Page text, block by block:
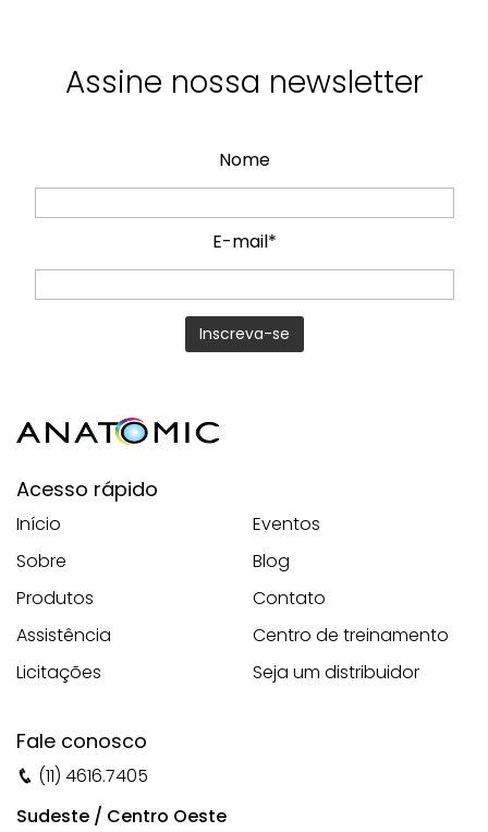
Assine nossa newsletter
Nome
E-mail*
Acesso rápido
Início
Sobre
Produtos
Assistência
Licitações
Eventos
Blog
Contato
Centro de treinamento
Seja um distribuidor
Fale conosco
(11) 4616.7405
Sudeste / Centro Oeste